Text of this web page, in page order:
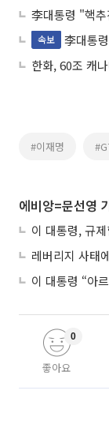
李대통령 "핵
속보
李대통
한화, 60조 캐
#이재명
에비앙=문선영
레버리지 사태
좋아요
0